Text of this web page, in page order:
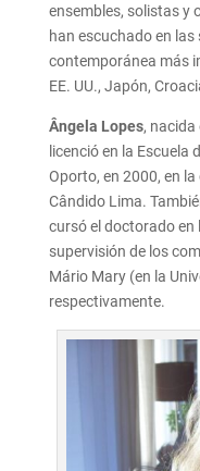
ensembles, solistas y
han escuchado en
contemporánea más
EE. UU., Japón,
Ângela Lopes, nacida
licenció en la Escuela
Oporto, en 2000, en
Cândido Lima.
cursó el doctorado en
supervisión de los
Mário Mary (en la
respectivamente.